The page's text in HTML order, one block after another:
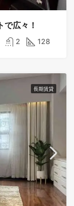
広々！
2 128
長期賃貸